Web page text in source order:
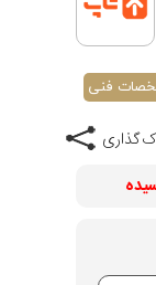
فنی
گذاری